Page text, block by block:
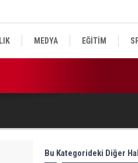
MEDYA EĞİTİM
Bu Kategorideki Diğer